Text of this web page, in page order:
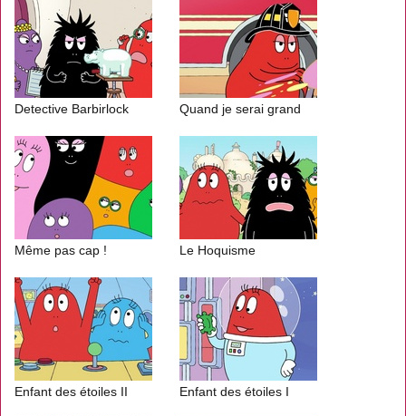
Detective Barbirlock Quand je serai grand
Même pas cap ! Le Hoquisme
Enfant des étoiles II Enfant des étoiles I